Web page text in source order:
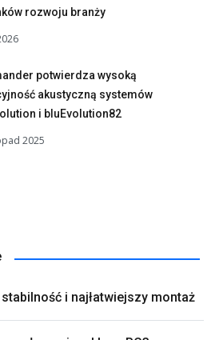
rozwoju branży
potwierdza wysoką
akustyczną systemów
i bluEvolution82
2025
i najłatwiejszy montaż